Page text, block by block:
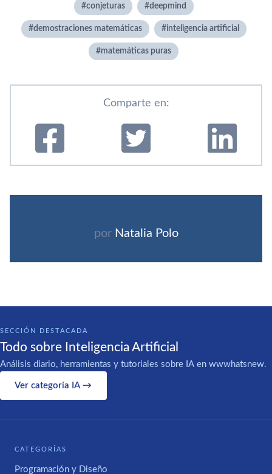
conjeturas deepmind
demostraciones matemáticas inteligencia artificial
matemáticas puras
Comparte en:
por Natalia Polo
SECCIÓN DESTACADA
Todo sobre Inteligencia Artificial
Análisis diario, herramientas y tutoriales sobre IA en wwwhatsnew.
Ver categoría IA →
CATEGORÍAS
Programación y Diseño